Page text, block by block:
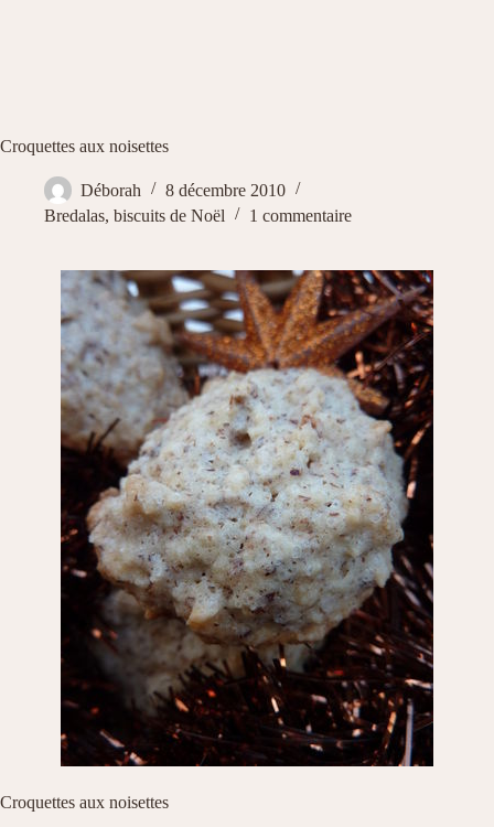
Croquettes aux noisettes
Déborah
8 décembre 2010
Bredalas, biscuits de Noël
1 commentaire
Croquettes aux noisettes